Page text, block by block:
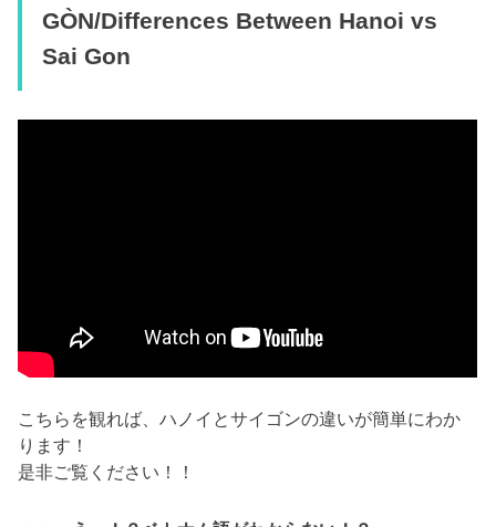
GÒN/Differences Between Hanoi vs
Sai Gon
こちらを観れば、ハノイとサイゴンの違いが簡単にわか
ります！
是非ご覧ください！！